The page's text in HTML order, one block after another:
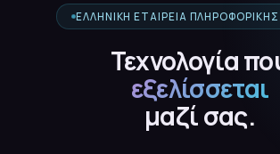
ΕΛΛΗΝΙΚΉ ΕΤΑΙΡΕΊΑ
Τεχνολογία
εξελίσσεται
μαζί σας.